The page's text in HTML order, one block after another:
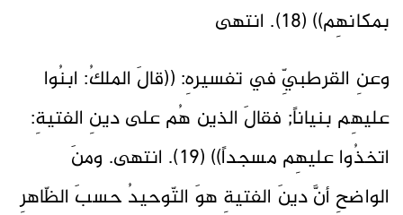
بمكانهِم)) (18). انتهى
وعنِ القرطبيِّ في تفسيرهِ: ((قالَ الملكُ: ابنُوا
عليهِم بنياناً; فقالَ الذين هُم على دينِ الفتيةِ:
اتخذُوا عليهِم مسجداً)) (19). انتهى. ومنَ
الواضحِ أنَّ دينَ الفتيةِ هوَ التّوحيدُ حسبَ الظّاهرِ